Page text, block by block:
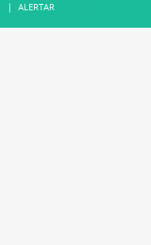
ALERTAR